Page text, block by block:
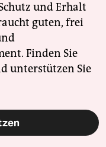
und Erhalt
guten, frei
Finden Sie
unterstützen Sie